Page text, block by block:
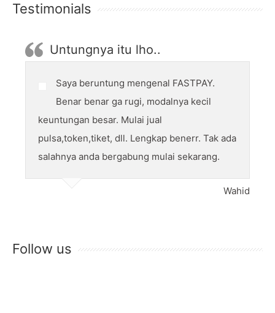
Testimonials
Untungnya itu lho..
Saya beruntung mengenal FASTPAY.
Benar benar ga rugi, modalnya kecil
keuntungan besar. Mulai jual
pulsa,token,tiket, dll. Lengkap benerr. Tak ada
salahnya anda bergabung mulai sekarang.
Wahid
Follow us